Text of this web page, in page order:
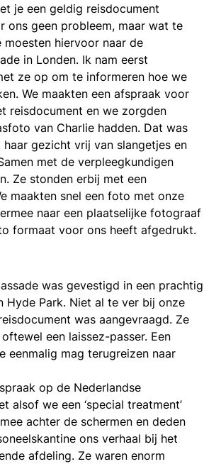
je een geldig reisdocument
ons geen probleem, maar wat te
moesten hiervoor naar de
in Londen. Ik nam eerst
ze op om te informeren hoe we
We maakten een afspraak voor
reisdocument en we zorgden
van Charlie hadden. Dat was
gezicht vrij van slangetjes en
met de verpleegkundigen
Ze stonden erbij met een
maakten snel een foto met onze
naar een plaatselijke fotograaf
formaat voor ons heeft afgedrukt.
was gevestigd in een prachtig
Hyde Park. Niet al te ver bij onze
was aangevraagd. Ze
een laissez-passer. Een
eenmalig mag terugreizen naar
op de Nederlandse
alsof we een ‘special treatment’
achter de schermen en deden
ons verhaal bij het
afdeling. Ze waren enorm